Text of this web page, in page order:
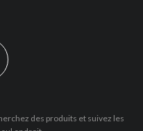
des produits et suivez les